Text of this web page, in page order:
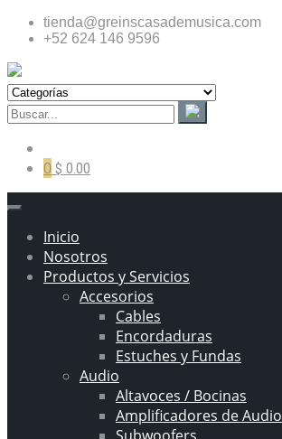
tienda@greinscasademusica.com
+52 624 146 9596
0 $ 0.00
Inicio
Nosotros
Productos y Servicios
Accesorios
Cables
Encordaduras
Estuches y Fundas
Audio
Altavoces / Bocinas
Amplificadores de Audio